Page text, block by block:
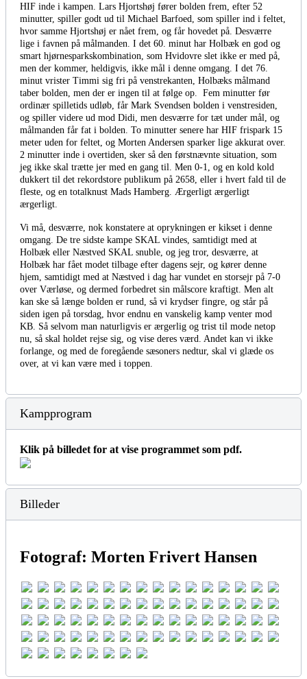
HIF inde i kampen. Lars Hjortshøj fører bolden frem, efter 52
minutter, spiller godt ud til Michael Barfoed, som spiller ind i feltet,
hvor samme Hjortshøj er nået frem, og får hovedet på. Desværre
lige i favnen på målmanden. I det 60. minut har Holbæk en god og
smart hjørnesparkskombination, som Hvidovre slet ikke er med på,
men der kommer, heldigvis, ikke mål i denne omgang. I det 76.
minut vrister Timmi sig fri på venstrekanten, Holbæks målmand
taber bolden, men der er ingen til at følge op. Fem minutter før
ordinær spilletids udløb, får Mark Svendsen bolden i venstresiden,
og spiller videre ud mod Didi, men desværre for tæt under mål, og
målmanden får fat i bolden. To minutter senere har HIF frispark 15
meter uden for feltet, og Morten Andersen sparker lige akkurat over.
2 minutter inde i overtiden, sker så den førstnævnte situation, som
jeg ikke skal trætte jer med en gang til. Men 0-1, og en kold kold
dukkert til det rekordstore publikum på 2658, eller i hvert fald til de
fleste, og en totalknust Mads Hamberg. Ærgerligt ærgerligt
ærgerligt.
Vi må, desværre, nok konstatere at oprykningen er kikset i denne
omgang. De tre sidste kampe SKAL vindes, samtidigt med at
Holbæk eller Næstved SKAL snuble, og jeg tror, desværre, at
Holbæk har fået modet tilbage efter dagens sejr, og kører denne
hjem, samtidigt med at Næstved i dag har vundet en storsejr på 7-0
over Værløse, og dermed forbedret sin målscore kraftigt. Men alt
kan ske så længe bolden er rund, så vi krydser fingre, og står på
siden igen på torsdag, hvor endnu en vanskelig kamp venter mod
KB. Så selvom man naturligvis er ærgerlig og trist til mode netop
nu, så skal holdet rejse sig, og vise deres værd. Andet kan vi ikke
forlange, og med de foregående sæsoners nedtur, skal vi glæde os
over, at vi kan være med i toppen.
Kampprogram
Klik på billedet for at vise programmet som pdf.
Billeder
Fotograf: Morten Frivert Hansen